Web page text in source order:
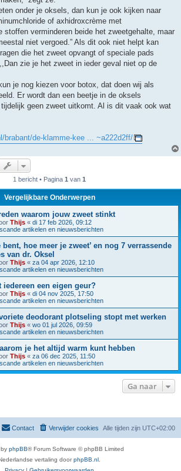
onder je oksels, dan kun je ook kijken naar
of axhidroxcrème met
stoffen verminderen beide het zweetgehalte, maar
niet vergoed.” Als dit ook niet helpt kan
die het zweet opvangt of speciale pads
zie je het zweet in ieder geval niet op de
je nog kiezen voor botox, dat doen wij als
Er wordt dan een beetje in de oksels
geen zweet uitkomt. Al is dit vaak ook wat
brabant/de-klamme-kee ... ~a222d2ff/
1 bericht • Pagina 1 van 1
Vergelijkbare Onderwerpen
waarom jouw zweet stinkt
Thijs « di 17 feb 2026, 09:12
artikelen en nieuwsberichten
bent, hoe meer je zweet’ en nog 7 verrassende
van dr. Oksel
Thijs « za 04 apr 2026, 12:10
artikelen en nieuwsberichten
iedereen een eigen geur?
Thijs « di 04 nov 2025, 17:50
artikelen en nieuwsberichten
deodorant plotseling stopt met werken
Thijs « wo 01 jul 2026, 09:59
artikelen en nieuwsberichten
je het altijd warm kunt hebben
Thijs « za 06 dec 2025, 11:50
artikelen en nieuwsberichten
Ga naar
Alle tijden zijn UTC+02:00
Verwijder cookies
Contact
phpBB® Forum Software © phpBB Limited
vertaling doorphpBB.nl